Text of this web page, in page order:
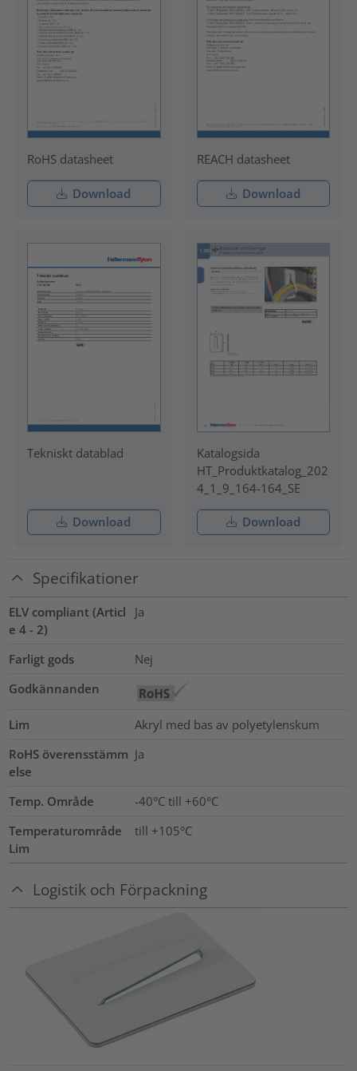
RoHS datasheet
Download
REACH datasheet
Download
Tekniskt datablad
Download
Katalogsida
HT_Produktkatalog_202
4_1_9_164-164_SE
Download
Specifikationer
ELV compliant (Articl
e 4 - 2)
Ja
Farligt gods
Nej
Godkännanden
Lim
Akryl med bas av polyetylenskum
RoHS överensstämm
else
Ja
Temp. Område
-40°C till +60°C
Temperaturområde
Lim
till +105°C
Logistik och Förpackning